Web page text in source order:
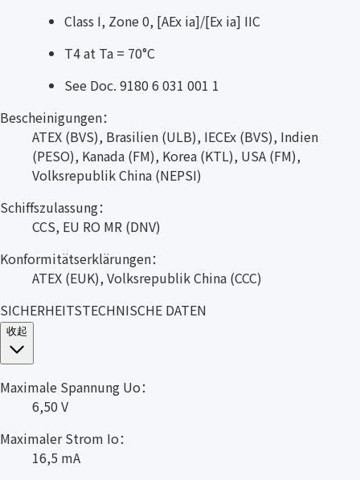
Class I, Zone 0, [AEx ia]/[Ex ia] IIC
T4 at Ta = 70°C
See Doc. 9180 6 031 001 1
Bescheinigungen：
ATEX (BVS), Brasilien (ULB), IECEx (BVS), Indien
(PESO), Kanada (FM), Korea (KTL), USA (FM),
Volksrepublik China (NEPSI)
Schiffszulassung：
CCS, EU RO MR (DNV)
Konformitätserklärungen：
ATEX (EUK), Volksrepublik China (CCC)
SICHERHEITSTECHNISCHE DATEN
收起
Maximale Spannung Uo：
6,50 V
Maximaler Strom Io：
16,5 mA